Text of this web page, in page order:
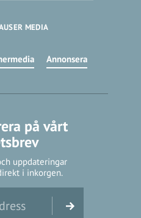
MEDIA
Annonsera
på vårt
uppdateringar
i inkorgen.